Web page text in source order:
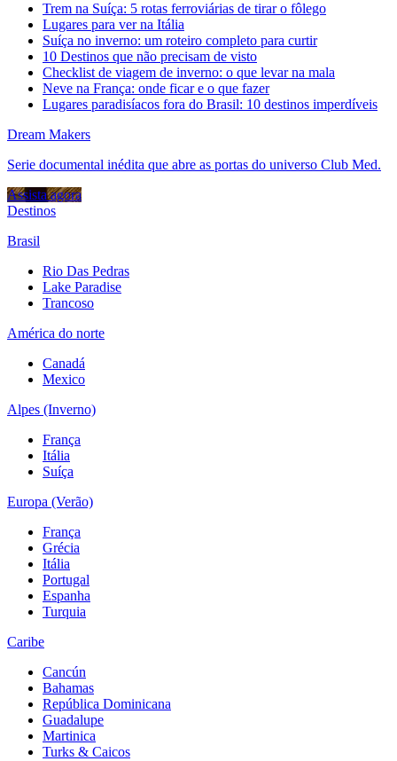
Trem na Suíça: 5 rotas ferroviárias de tirar o fôlego
Lugares para ver na Itália
Suíça no inverno: um roteiro completo para curtir
10 Destinos que não precisam de visto
Checklist de viagem de inverno: o que levar na mala
Neve na França: onde ficar e o que fazer
Lugares paradisíacos fora do Brasil: 10 destinos imperdíveis
Dream Makers
Serie documental inédita que abre as portas do universo Club Med.
Assista agora
Destinos
Brasil
Rio Das Pedras
Lake Paradise
Trancoso
América do norte
Canadá
Mexico
Alpes (Inverno)
França
Itália
Suíça
Europa (Verão)
França
Grécia
Itália
Portugal
Espanha
Turquia
Caribe
Cancún
Bahamas
República Dominicana
Guadalupe
Martinica
Turks & Caicos